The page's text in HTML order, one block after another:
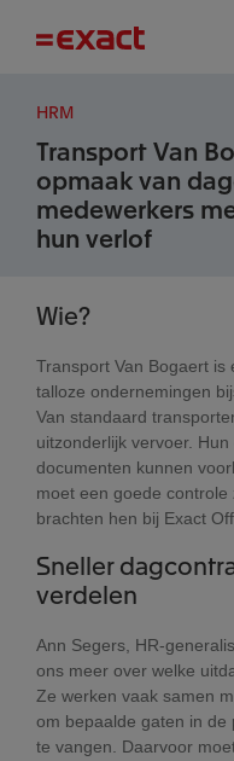
HRM
Transport Van
opmaak van
medewerkers
hun verlof
Wie?
Transport Van Bogaert is
talloze ondernemingen
Van standaard
uitzonderlijk vervoer.
documenten kunnen
moet een goede
brachten hen bij Exact
Sneller
verdelen
Ann Segers, HR-
ons meer over welke
Ze werken vaak samen
om bepaalde gaten in de
te vangen. Daarvoor